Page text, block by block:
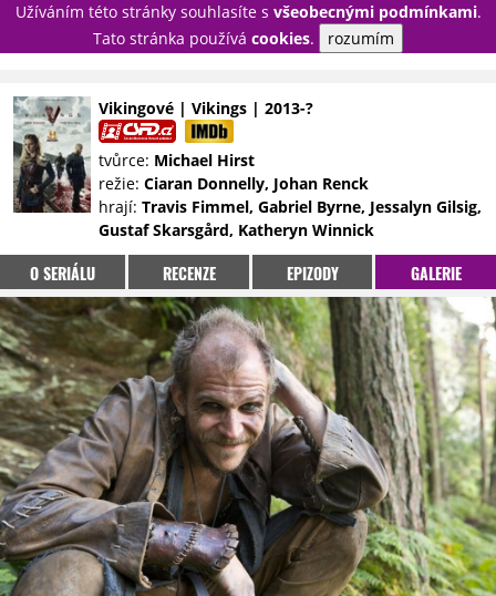
Užíváním této stránky souhlasíte s všeobecnými podmínkami.
Tato stránka používá cookies. rozumím
PŘIHLÁSIT
NOVINKY
TÉMATA
RECENZE
EPIZODY
KULT
TRAILERY
GALERIE
DISKUZE
STATISTIKY
TIRÁŽ
Vikingové | Vikings | 2013-?
tvůrce: Michael Hirst
režie: Ciaran Donnelly, Johan Renck
hrají: Travis Fimmel, Gabriel Byrne, Jessalyn Gilsig,
Gustaf Skarsgård, Katheryn Winnick
O SERIÁLU RECENZE EPIZODY GALERIE